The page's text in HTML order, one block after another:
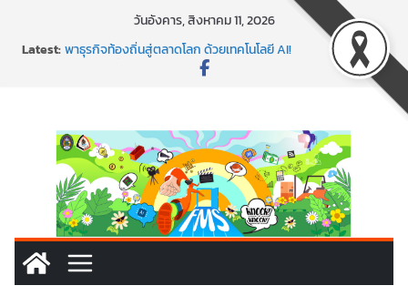
วันอังคาร, สิงหาคม 11, 2026
Latest:พาธุรกิจท้องถิ่นสู่ตลาดโลก ด้วยเทคโนโลยี AI!
SMEs ยุคนี้ ถ้าไม่ใช้ AI ถือว่าพลาดมาก!
พร้อมลุยแล้ว! ปักหมุดโรดแมป AI อัปสกิลธุรกิจให้พุ่งทะยาน